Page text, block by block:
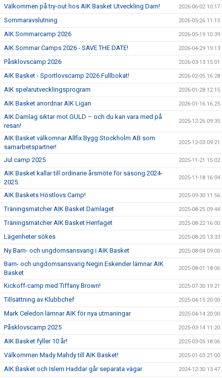
Välkommen på try-out hos AIK Basket Utveckling Dam! 2026-06-02 10:17
Sommaravslutning 2026-05-26 11:15
AIK Sommarcamp 2026 2026-05-19 10:39
AIK Sommar Camps 2026 - SAVE THE DATE! 2026-04-29 19:13
Påsklovscamp 2026 2026-03-13 15:01
AIK Basket - Sportlovscamp 2026 Fullbokat! 2026-02-05 16:28
AIK spelarutvecklingsprogram 2026-01-28 12:15
AIK Basket anordnar AIK Ligan 2026-01-16 16:25
AIK Damlag siktar mot GULD – och du kan vara med på
resan!
2025-12-26 09:35
AIK Basket välkomnar Allfix Bygg Stockholm AB som
samarbetspartner!
2025-12-03 09:21
Jul camp 2025 2025-11-21 15:02
AIK Basket kallar till ordinarie årsmöte för säsong 2024-
2025.
2025-11-18 16:04
AIK Baskets Höstlovs Camp! 2025-09-30 11:56
Träningsmatcher AIK Basket Damlaget 2025-08-25 09:44
Träningsmatcher AIK Basket Herrlaget 2025-08-22 16:00
Lägenheter sökes 2025-08-20 13:33
Ny Barn- och ungdomsansvarig i AIK Basket 2025-08-04 09:00
Barn- och ungdomsansvarig Negin Eskender lämnar AIK
Basket
2025-08-01 18:06
Kickoff-camp med Tiffany Brown! 2025-07-30 19:21
Tillsättning av Klubbchef 2025-04-15 20:00
Mark Celedon lämnar AIK för nya utmaningar 2025-04-14 20:00
Påsklovscamp 2025 2025-03-14 11:20
AIK Basket fyller 10 år! 2025-03-05 18:06
Välkommen Mady Mahdy till AIK Basket! 2025-01-03 21:00
AIK Basket och Islem Haddar går separata vägar 2024-12-30 13:47